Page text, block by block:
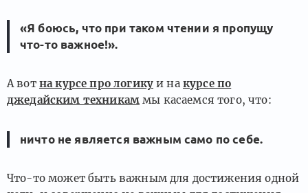
«Я боюсь, что при таком чтении я пропущу
что-то важное!».
А вот на курсе про логику и на курсе по
джедайским техникам мы касаемся того, что:
ничто не является важным само по себе.
Что-то может быть важным для достижения одной